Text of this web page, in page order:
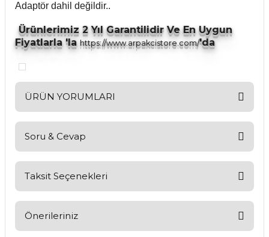
Adaptör dahil değildir..
Ürünlerimiz 2 Yıl Garantilidir Ve En Uygun
Fiyatlarla 'la https://www.arpakcistore.com/'da
ÜRÜN YORUMLARI
Bu ürüne ilk yorumu siz yapın!
Soru & Cevap
Ürün hakkında henüz soru sorulmamış.
Taksit Seçenekleri
Önerileriniz